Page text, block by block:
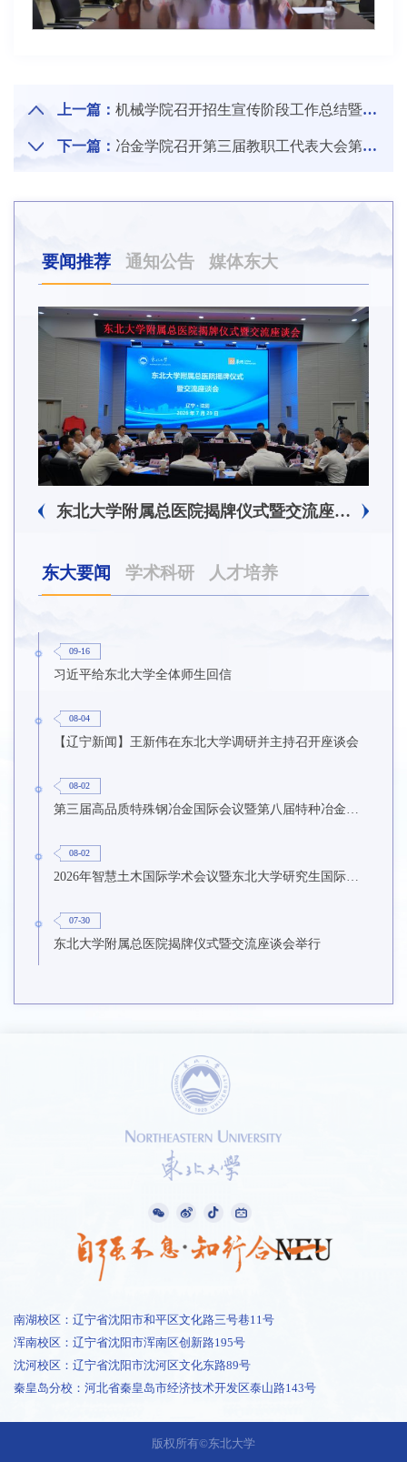
上一篇： 机械学院召开招生宣传阶段工作总结暨高招季工作部署会
下一篇： 冶金学院召开第三届教职工代表大会第三次会议暨工会第三届会员代表大会第三次会议
要闻推荐 通知公告 媒体东大
东北大学附属总医院揭牌仪式暨交流座谈会举行
东大要闻 学术科研 人才培养
09-16
习近平给东北大学全体师生回信
08-04
【辽宁新闻】王新伟在东北大学调研并主持召开座谈会
08-02
08-02
2026年智慧土木国际学术会议暨东北大学研究生国际暑期学校第九期在东北大学召开
07-30
东北大学附属总医院揭牌仪式暨交流座谈会举行
南湖校区：辽宁省沈阳市和平区文化路三号巷11号
浑南校区：辽宁省沈阳市浑南区创新路195号
沈河校区：辽宁省沈阳市沈河区文化东路89号
秦皇岛分校：河北省秦皇岛市经济技术开发区泰山路143号
版权所有©东北大学
1 /1